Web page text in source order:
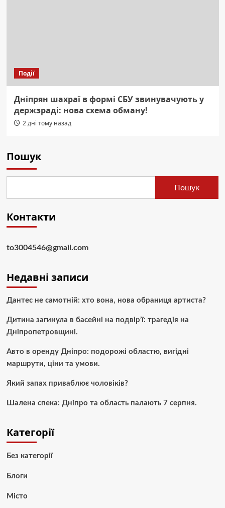
Події
Дніпрян шахраї в формі СБУ звинувачують у
держзраді: нова схема обману!
2 дні тому назад
Пошук
Пошук
Контакти
to3004546@gmail.com
Недавні записи
Дантес не самотній: хто вона, нова обраниця артиста?
Дитина загинула в басейні на подвір’ї: трагедія на
Дніпропетровщині.
Авто в оренду Дніпро: подорожі областю, вигідні
маршрути, ціни та умови.
Який запах приваблює чоловіків?
Шалена спека: Дніпро та область палають 7 серпня.
Категорії
Без категорії
Блоги
Місто